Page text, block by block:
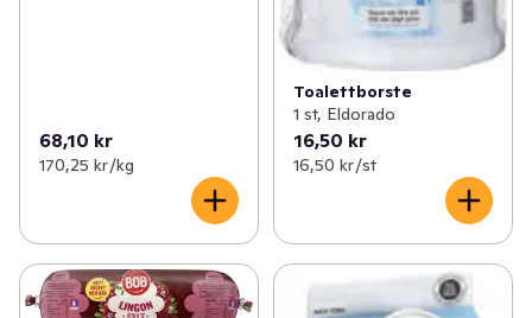
68,10 kr
170,25 kr /kg
Toalettborste
1 st, Eldorado
16,50 kr
16,50 kr /st